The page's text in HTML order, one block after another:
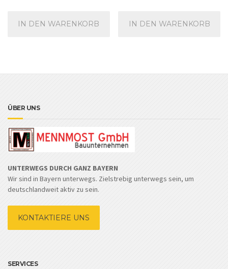
IN DEN WARENKORB IN DEN WARENKORB
ÜBER UNS
UNTERWEGS DURCH GANZ BAYERN
Wir sind in Bayern unterwegs. Zielstrebig unterwegs sein, um
deutschlandweit aktiv zu sein.
KONTAKTIERE UNS
SERVICES